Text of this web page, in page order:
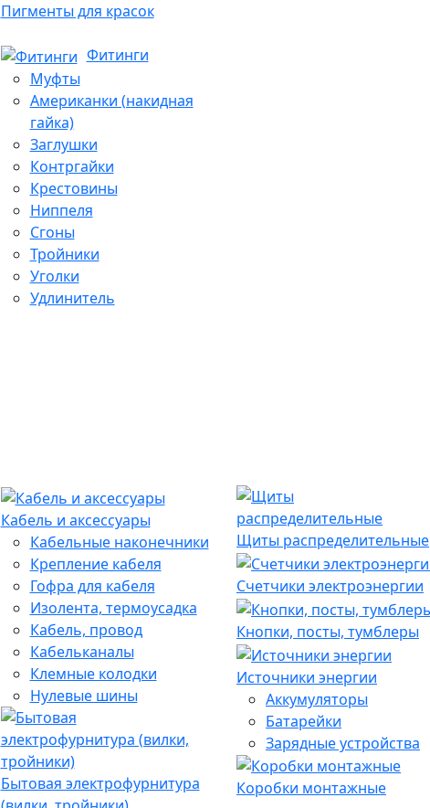
Пигменты для красок
Фитинги
Муфты
Американки (накидная
гайка)
Заглушки
Контргайки
Крестовины
Ниппеля
Сгоны
Тройники
Уголки
Удлинитель
Кабель и аксессуары
Кабельные наконечники
Крепление кабеля
Гофра для кабеля
Изолента, термоусадка
Кабель, провод
Кабельканалы
Клемные колодки
Нулевые шины
Бытовая электрофурнитура
Щиты распределительные
Счетчики электроэнергии
Кнопки, посты, тумблеры
Источники энергии
Аккумуляторы
Батарейки
Зарядные устройства
Коробки монтажные